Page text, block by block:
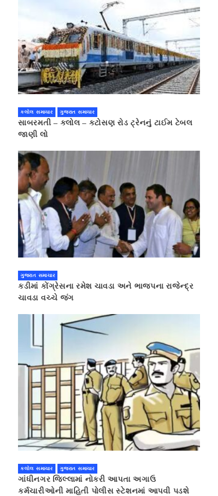
કલોલ સમાચાર ગુજરાત સમાચાર
સાબરમતી – કલોલ – કટોસણ રોડ ટ્રેનનું ટાઈમ ટેબલ
જાણી લો
ગુજરાત સમાચાર
કડીમાં કોંગ્રેસના રમેશ ચાવડા અને ભાજપના રાજેન્દ્ર
ચાવડા વચ્ચે જંગ
કલોલ સમાચાર ગુજરાત સમાચાર
ગાંધીનગર જિલ્લામાં નોકરી આપતા અગાઉ
કર્મચારીઓની માહિતી પોલીસ સ્ટેશનમાં આપવી પડશે